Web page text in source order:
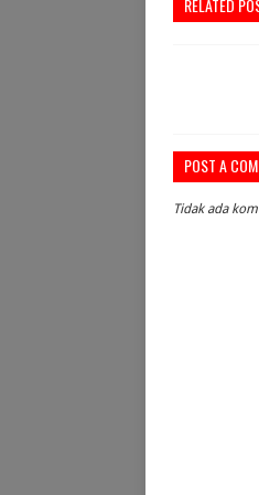
RELATED
POST A
Tidak ada